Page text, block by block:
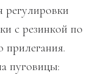
регулировки
с резинкой по
пуговицы: